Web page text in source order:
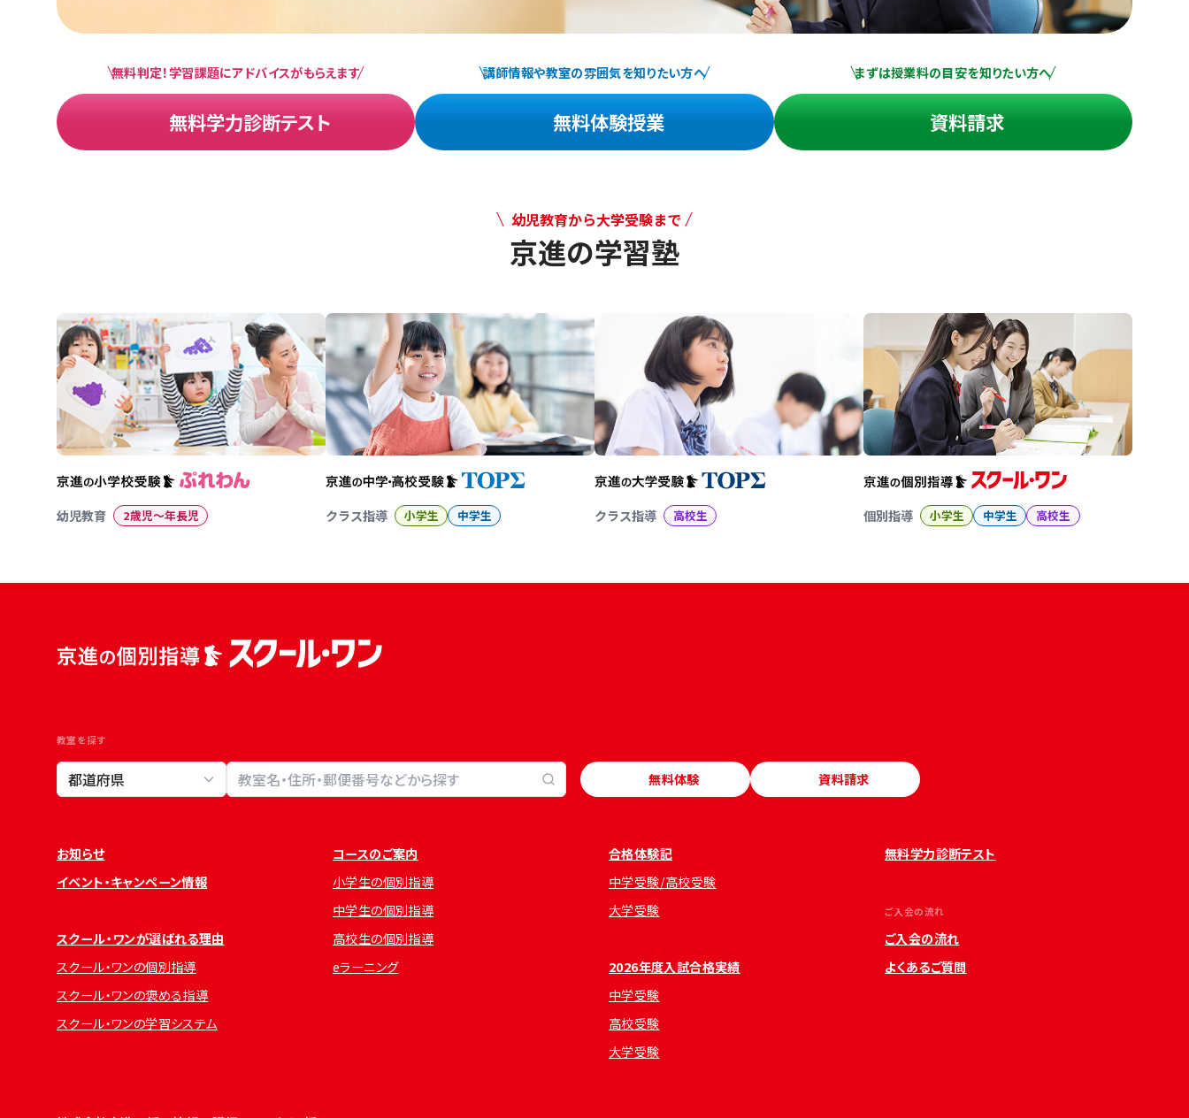
無料判定！学習課題にアドバイスがもらえます
無料学力診断テスト
講師情報や教室の雰囲気を知りたい方へ
無料体験授業
まずは授業料の目安を知りたい方へ
資料請求
幼児教育から大学受験まで
京進の学習塾
幼児教育 2歳児〜年長児 クラス指導 小学生 中学生 クラス指導 高校生 個別指導 小学生 中学生 高校生
教室を探す
教室検索 無料体験 資料請求
お知らせ
イベント・キャンペーン情報
スクール・ワンが選ばれる理由
スクール・ワンの個別指導
スクール・ワンの褒める指導
スクール・ワンの学習システム
コースのご案内
小学生の個別指導
中学生の個別指導
高校生の個別指導
eラーニング
合格体験記
中学受験/高校受験
大学受験
2026年度入試合格実績
中学受験
高校受験
大学受験
無料学力診断テスト
ご入会の流れ
ご入会の流れ
よくあるご質問